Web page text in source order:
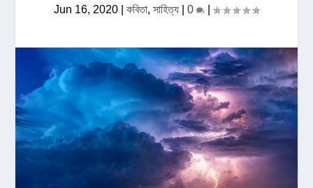
Jun 16, 2020 কবিতা, সাহিত্য 0